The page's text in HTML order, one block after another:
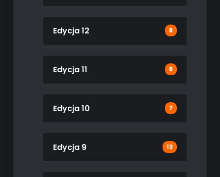
Edycja 12 8
Edycja 11 8
Edycja 10 7
Edycja 9 13